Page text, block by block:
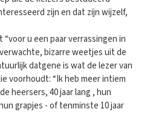
zijn en dat zijn wijzelf,
u een paar verrassingen in
bizarre weetjes uit de
datgene is wat de lezer van
voorhoudt: “Ik heb meer intiem
heersers, 40 jaar lang , hun
grapjes - of tenminste 10 jaar